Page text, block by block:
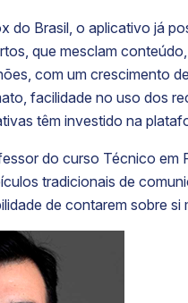
do Brasil, o aplicativo já
que mesclam
com um crescimento
facilidade no uso dos
têm investido na
do curso Técnico em
tradicionais de
de contarem sobre